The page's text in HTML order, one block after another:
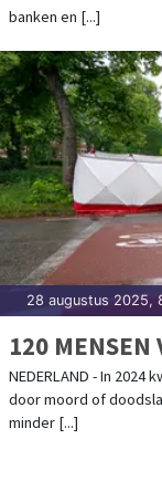
banken en [...]
28 augustus 2025,
120 MENSEN
NEDERLAND - In 2024
door moord of
minder [...]